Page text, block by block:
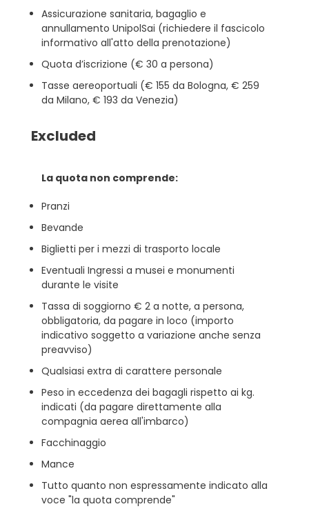
Assicurazione sanitaria, bagaglio e
annullamento UnipolSai (richiedere il fascicolo
informativo all'atto della prenotazione)
Quota d’iscrizione (€ 30 a persona)
Tasse aereoportuali (€ 155 da Bologna, € 259
da Milano, € 193 da Venezia)
Excluded
La quota non comprende:
Pranzi
Bevande
Biglietti per i mezzi di trasporto locale
Eventuali Ingressi a musei e monumenti
durante le visite
Tassa di soggiorno € 2 a notte, a persona,
obbligatoria, da pagare in loco (importo
indicativo soggetto a variazione anche senza
preavviso)
Qualsiasi extra di carattere personale
Peso in eccedenza dei bagagli rispetto ai kg.
indicati (da pagare direttamente alla
compagnia aerea all'imbarco)
Facchinaggio
Mance
Tutto quanto non espressamente indicato alla
voce "la quota comprende"